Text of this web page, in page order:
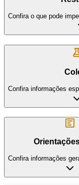
Confira o que pode
Confira informações
Confira informações